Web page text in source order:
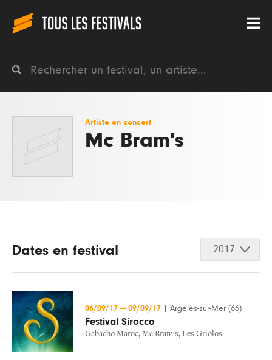
Artiste en concert
Mc Bram's
Dates en festival 2017
06/09/17 — 09/09/17 Argelès-sur-Mer (66)
Festival Sirocco
Gabacho Maroc, Mc Bram's, Les Griolos